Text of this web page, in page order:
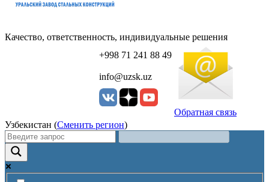
Качество, ответственность, индивидуальные решения
+998 71 241 88 49
info@uzsk.uz
Обратная связь
Узбекистан (Сменить регион)